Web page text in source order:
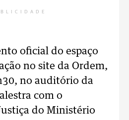
oficial do espaço
no site da Ordem,
no auditório da
com o
do Ministério